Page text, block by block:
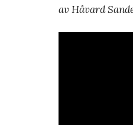
av Håvard